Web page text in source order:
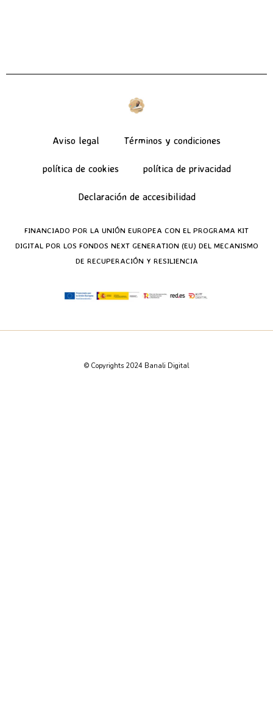
Aviso legal Términos y condiciones
política de cookies política de privacidad
Declaración de accesibilidad
FINANCIADO POR LA UNIÓN EUROPEA CON EL PROGRAMA KIT
DIGITAL POR LOS FONDOS NEXT GENERATION (EU) DEL MECANISMO
DE RECUPERACIÓN Y RESILIENCIA
© Copyrights 2024 Banali Digital